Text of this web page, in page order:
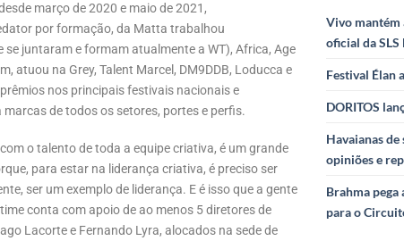
março de 2020 e maio de 2021,
por formação, da Matta trabalhou
juntaram e formam atualmente a WT), Africa, Age
atuou na Grey, Talent Marcel, DM9DDB, Loducca e
nos principais festivais nacionais e
de todos os setores, portes e perfis.
o talento de toda a equipe criativa, é um grande
para estar na liderança criativa, é preciso ser
ser um exemplo de liderança. E é isso que a gente
conta com apoio de ao menos 5 diretores de
Lacorte e Fernando Lyra, alocados na sede de
Vivo mantém
oficial da SLS
Festival Élan
DORITOS
Havaianas
opiniões e
Brahma pega
para o